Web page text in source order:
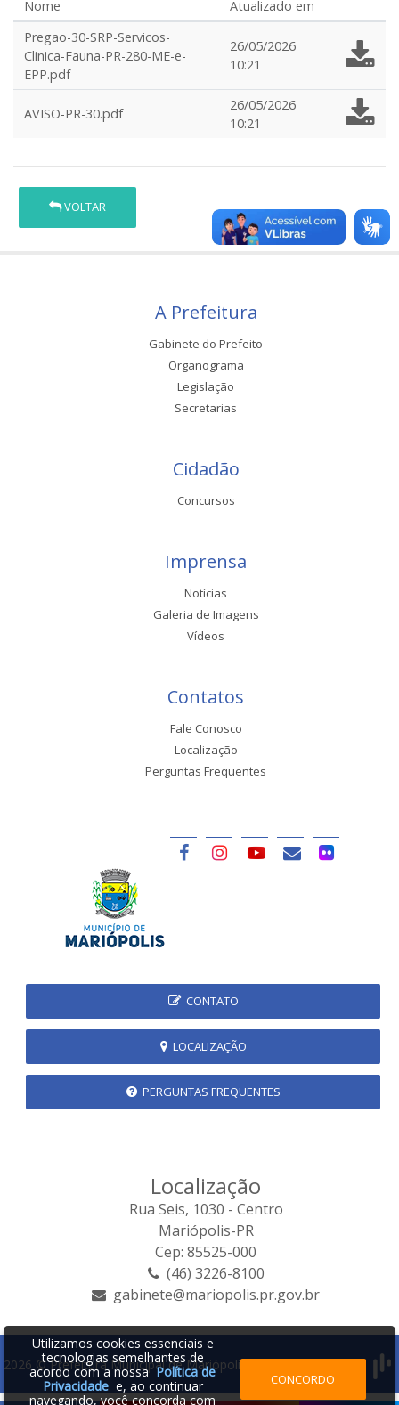
Nome
Atualizado em
Pregao-30-SRP-Servicos-
Clinica-Fauna-PR-280-ME-e-
EPP.pdf
26/05/2026
10:21
AVISO-PR-30.pdf
26/05/2026
10:21
VOLTAR
A Prefeitura
Gabinete do Prefeito
Organograma
Legislação
Secretarias
Cidadão
Concursos
Imprensa
Notícias
Galeria de Imagens
Vídeos
Contatos
Fale Conosco
Localização
Perguntas Frequentes
CONTATO
LOCALIZAÇÃO
PERGUNTAS FREQUENTES
Localização
Rua Seis, 1030 - Centro
Mariópolis-PR
Cep: 85525-000
(46) 3226-8100
gabinete@mariopolis.pr.gov.br
2026 © Prefeitura Municipal de Mariópolis | Desenvolvido por:
Utilizamos cookies essenciais e
tecnologias semelhantes de
acordo com a nossaPolítica de
Privacidadee, ao continuar
navegando, você concorda com
CONCORDO